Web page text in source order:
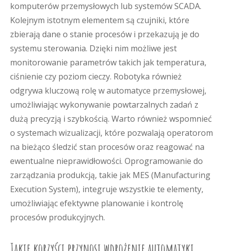
komputerów przemysłowych lub systemów SCADA.
Kolejnym istotnym elementem są czujniki, które
zbierają dane o stanie procesów i przekazują je do
systemu sterowania. Dzięki nim możliwe jest
monitorowanie parametrów takich jak temperatura,
ciśnienie czy poziom cieczy. Robotyka również
odgrywa kluczową rolę w automatyce przemysłowej,
umożliwiając wykonywanie powtarzalnych zadań z
dużą precyzją i szybkością. Warto również wspomnieć
o systemach wizualizacji, które pozwalają operatorom
na bieżąco śledzić stan procesów oraz reagować na
ewentualne nieprawidłowości. Oprogramowanie do
zarządzania produkcją, takie jak MES (Manufacturing
Execution System), integruje wszystkie te elementy,
umożliwiając efektywne planowanie i kontrolę
procesów produkcyjnych.